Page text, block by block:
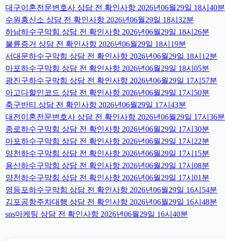
대구이혼전문변호사 상담 전 확인사항 2026년06월29일 18시40분
수원흥신소 상담 전 확인사항 2026년06월29일 18시32분
하남하수구막힘 상담 전 확인사항 2026년06월29일 18시26분
불륜증거 상담 전 확인사항 2026년06월29일 18시19분
서대문하수구막힘 상담 전 확인사항 2026년06월29일 18시12분
마포하수구막힘 상담 전 확인사항 2026년06월29일 18시05분
광진구하수구막힘 상담 전 확인사항 2026년06월29일 17시57분
아고다할인코드 상담 전 확인사항 2026년06월29일 17시50분
축구반티 상담 전 확인사항 2026년06월29일 17시43분
대전이혼전문변호사 상담 전 확인사항 2026년06월29일 17시36분
종로하수구막힘 상담 전 확인사항 2026년06월29일 17시30분
마포하수구막힘 상담 전 확인사항 2026년06월29일 17시22분
양천하수구막힘 상담 전 확인사항 2026년06월29일 17시15분
용산하수구막힘 상담 전 확인사항 2026년06월29일 17시08분
양천하수구막힘 상담 전 확인사항 2026년06월29일 17시01분
영등포하수구막힘 상담 전 확인사항 2026년06월29일 16시54분
김포공항주차대행 상담 전 확인사항 2026년06월29일 16시48분
sns마케팅 상담 전 확인사항 2026년06월29일 16시40분